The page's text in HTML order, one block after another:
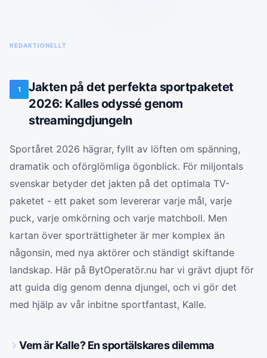
REDAKTIONELLT
1
Jakten på det perfekta sportpaketet
2026: Kalles odyssé genom
streamingdjungeln
Sportåret 2026 hägrar, fyllt av löften om spänning,
dramatik och oförglömliga ögonblick. För miljontals
svenskar betyder det jakten på det optimala TV-
paketet - ett paket som levererar varje mål, varje
puck, varje omkörning och varje matchboll. Men
kartan över sporträttigheter är mer komplex än
någonsin, med nya aktörer och ständigt skiftande
landskap. Här på BytOperatör.nu har vi grävt djupt för
att guida dig genom denna djungel, och vi gör det
med hjälp av vår inbitne sportfantast, Kalle.
Vem är Kalle? En sportälskares dilemma